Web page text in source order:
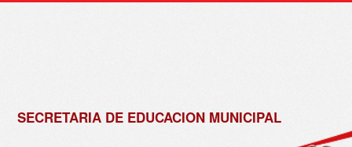
SECRETARIA DE EDUCACION MUNICIPAL
de